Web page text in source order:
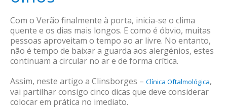
Com o Verão finalmente à porta, inicia-se o clima
quente e os dias mais longos. E como é óbvio, muitas
pessoas aproveitam o tempo ao ar livre. No entanto,
não é tempo de baixar a guarda aos alergénios, estes
continuam a circular no ar e de forma crítica.
Assim, neste artigo a Clinsborges – Clínica Oftalmológica,
vai partilhar consigo cinco dicas que deve considerar
colocar em prática no imediato.